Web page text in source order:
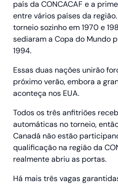
país da CONCACAF e a
entre vários países da
torneio sozinho em 1970 e
sediaram a Copa do Mundo
1994.
Essas duas nações unirão
próximo verão, embora a
aconteça nos EUA.
Todos os três anfitriões
automáticas no torneio,
Canadá não estão
qualificação na região da
realmente abriu as portas.
Há mais três vagas